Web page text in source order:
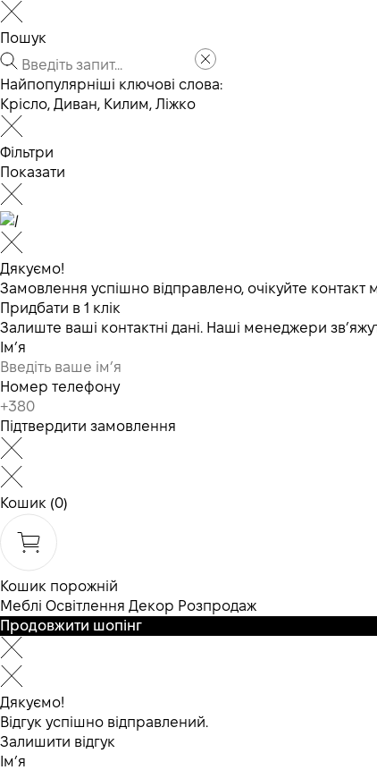
Пошук
Найпопулярніші ключові слова:
Крісло, Диван, Килим, Ліжко
Фільтри
Показати
Дякуємо!
Замовлення успішно відправлено, очікуйте контакт
Придбати в 1 клік
Залиште ваші контактні дані. Наші менеджери
Ім’я
Номер телефону
Підтвердити замовлення
Кошик (0)
Кошик порожній
Меблі Освітлення Декор Розпродаж
Продовжити шопінг
Дякуємо!
Відгук успішно відправлений.
Залишити відгук
Ім’я